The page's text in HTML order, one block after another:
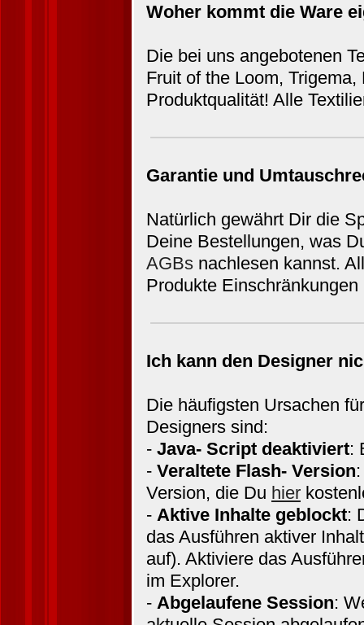
Woher kommt die Ware
Die bei uns angebotenen
Fruit of the Loom,
Produktqualität! Alle
Garantie und
Natürlich gewährt Dir die
Deine Bestellungen, was
AGBsnachlesen kannst.
Produkte
Ich kann den Designer
Die häufigsten Ursachen
Designers sind:
- Java- Script deaktiviert:
- Veraltete Flash- Version
Version, die Du hier
- Aktive Inhalte geblockt:
das Ausführen aktiver
auf). Aktiviere das
im Explorer.
- Abgelaufene Session: